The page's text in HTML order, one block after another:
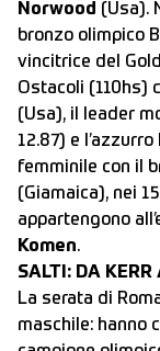
Norwood (Usa).
bronzo olimpico
vincitrice del
Ostacoli (110hs)
(Usa), il leader
12.87) e
femminile con il
(Giamaica), nei
appartengono
Komen.
SALTI: DA
La serata di
maschile: hanno